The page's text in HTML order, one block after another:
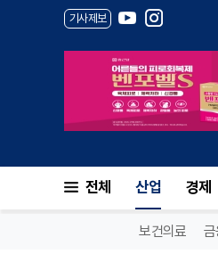
기사제보
전체 산업 경제
보건의료 금